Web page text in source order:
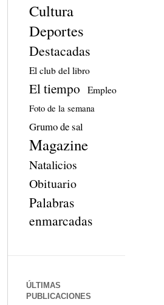
Cultura
Deportes
Destacadas
El club del libro
El tiempo Empleo
Foto de la semana
Grumo de sal
Magazine
Natalicios
Obituario
Palabras
enmarcadas
ÚLTIMAS
PUBLICACIONES